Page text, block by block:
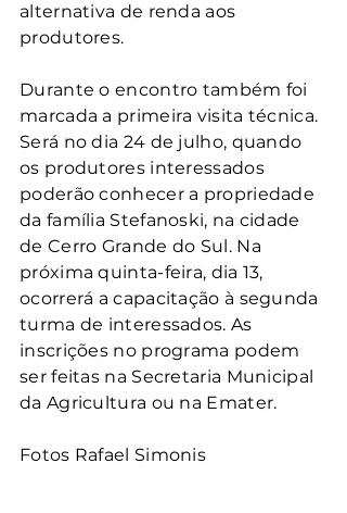
alternativa de renda aos
produtores.
Durante o encontro também foi
marcada a primeira visita técnica.
Será no dia 24 de julho, quando
os produtores interessados
poderão conhecer a propriedade
da família Stefanoski, na cidade
de Cerro Grande do Sul. Na
próxima quinta-feira, dia 13,
ocorrerá a capacitação à segunda
turma de interessados. As
inscrições no programa podem
ser feitas na Secretaria Municipal
da Agricultura ou na Emater.
Fotos Rafael Simonis